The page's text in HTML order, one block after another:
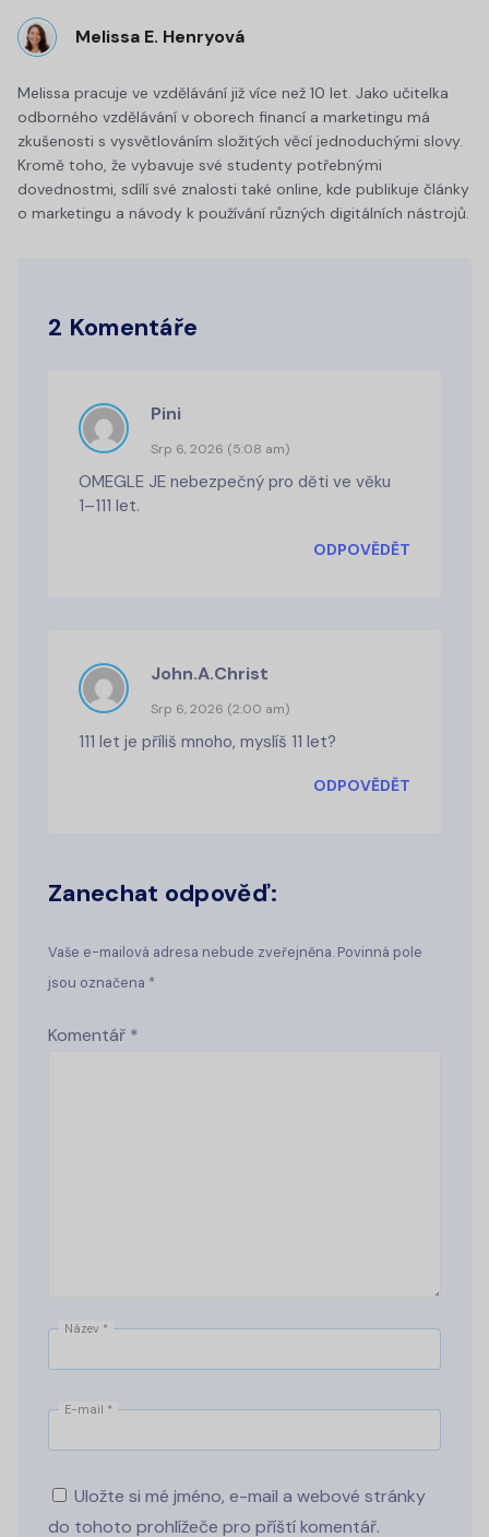
Melissa E. Henryová
Melissa pracuje ve vzdělávání již více než 10 let. Jako učitelka
odborného vzdělávání v oborech financí a marketingu má
zkušenosti s vysvětlováním složitých věcí jednoduchými slovy.
Kromě toho, že vybavuje své studenty potřebnými
dovednostmi, sdílí své znalosti také online, kde publikuje články
o marketingu a návody k používání různých digitálních nástrojů.
2 Komentáře
Pini
Srp 6, 2026 (5:08 am)
OMEGLE JE nebezpečný pro děti ve věku
1–111 let.
ODPOVĚDĚT
John.A.Christ
Srp 6, 2026 (2:00 am)
111 let je příliš mnoho, myslíš 11 let?
ODPOVĚDĚT
Zanechat odpověď:
Vaše e-mailová adresa nebude zveřejněna. Povinná pole
jsou označena *
Komentář *
Název *
E-mail *
Uložte si mé jméno, e-mail a webové stránky
do tohoto prohlížeče pro příští komentář.